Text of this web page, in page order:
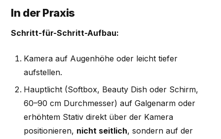
In der Praxis
Schritt-für-Schritt-Aufbau:
Kamera auf Augenhöhe oder leicht tiefer
aufstellen.
Hauptlicht (Softbox, Beauty Dish oder Schirm,
60–90 cm Durchmesser) auf Galgenarm oder
erhöhtem Stativ direkt über der Kamera
positionieren, nicht seitlich, sondern auf der